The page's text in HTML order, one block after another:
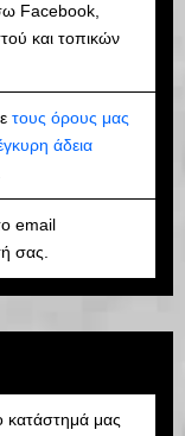
Facebook,
και τοπικών
τους όρους μας
άδεια
email
σας.
κατάστημά μας